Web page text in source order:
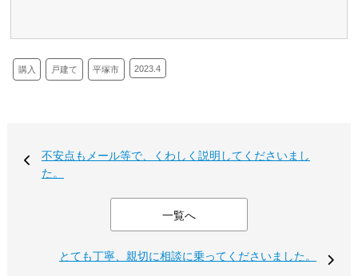
購入 戸建て 平塚市 2023.4
不安点もメール等で、くわしく説明してくださいまし
た。
一覧へ
とても丁寧、親切に相談に乗ってくださいました。